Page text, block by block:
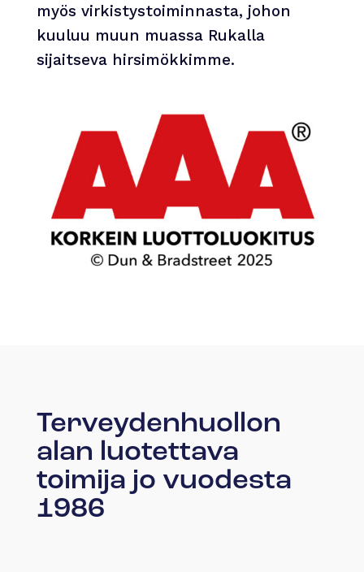
myös virkistystoiminnasta, johon
kuuluu muun muassa Rukalla
sijaitseva hirsimökkimme.
Terveydenhuollon
alan luotettava
toimija jo vuodesta
1986